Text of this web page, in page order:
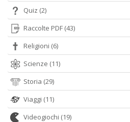
Quiz (2)
Raccolte PDF (43)
Religioni (6)
Scienze (11)
Storia (29)
Viaggi (11)
Videogiochi (19)